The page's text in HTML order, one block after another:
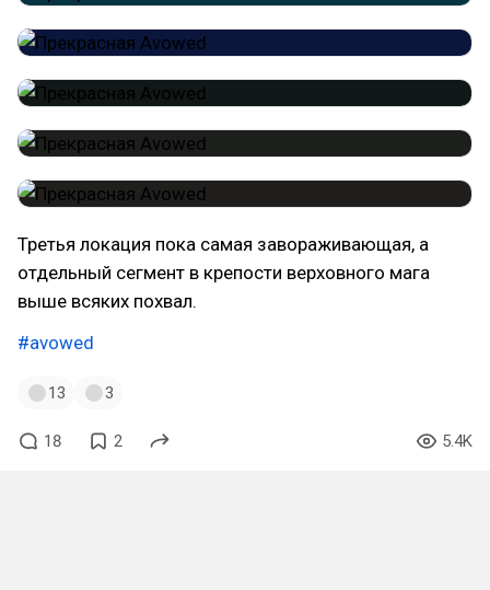
Третья локация пока самая завораживающая, а
отдельный сегмент в крепости верховного мага
выше всяких похвал.
#avowed
13 3
18 2 5.4K